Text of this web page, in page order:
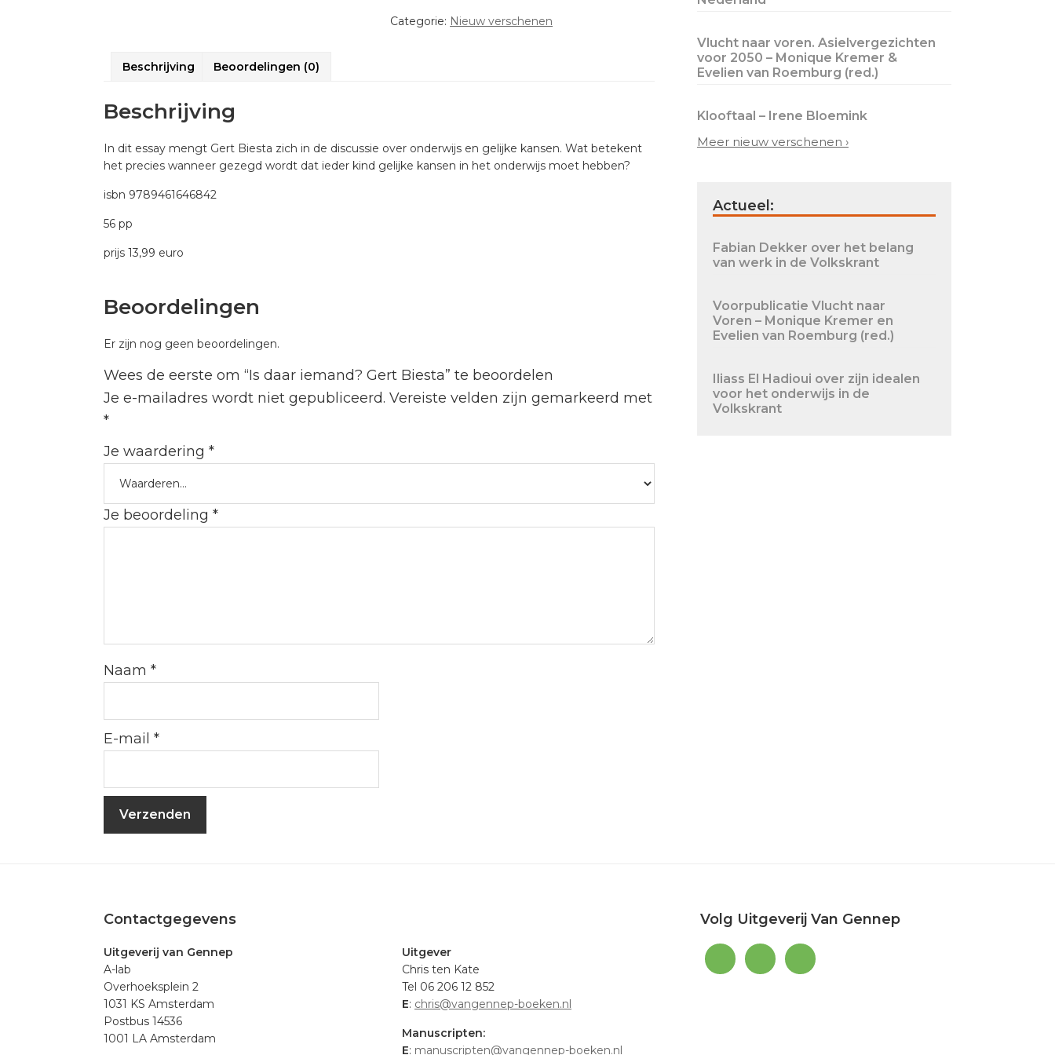
Biesta
Categorie: Nieuw verschenen
Beschrijving Beoordelingen (0)
Beschrijving
In dit essay mengt Gert Biesta zich in de discussie over onderwijs en gelijke kansen. Wat betekent
het precies wanneer gezegd wordt dat ieder kind gelijke kansen in het onderwijs moet hebben?
isbn 9789461646842
56 pp
prijs 13,99 euro
Beoordelingen
Er zijn nog geen beoordelingen.
Wees de eerste om “Is daar iemand? Gert Biesta” te beoordelen
Je e-mailadres wordt niet gepubliceerd. Vereiste velden zijn gemarkeerd met
*
Je waardering *
Je beoordeling *
Naam *
E-mail *
Vlucht naar voren. Asielvergezichten
voor 2050 – Monique Kremer &
Evelien van Roemburg (red.)
Klooftaal – Irene Bloemink
Meer nieuw verschenen ›
Actueel:
Fabian Dekker over het belang
van werk in de Volkskrant
Voorpublicatie Vlucht naar
Voren – Monique Kremer en
Evelien van Roemburg (red.)
Iliass El Hadioui over zijn idealen
voor het onderwijs in de
Volkskrant
Contactgegevens
Uitgeverij van Gennep
A-lab
Overhoeksplein 2
1031 KS Amsterdam
Postbus 14536
1001 LA Amsterdam
Uitgever
Chris ten Kate
Tel 06 206 12 852
E: chris@vangennep-boeken.nl
Manuscripten:
E: manuscripten@vangennep-boeken.nl
Volg Uitgeverij Van Gennep